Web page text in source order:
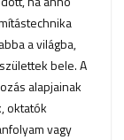
a világba,
bele. A
alapjainak
oktatók
vagy